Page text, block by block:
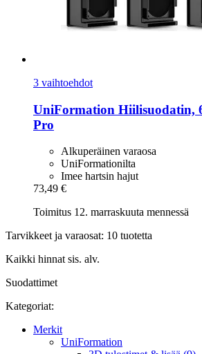
3 vaihtoehdot
UniFormation Hiilisuodatin,
Pro
Alkuperäinen varaosa
UniFormationilta
Imee hartsin hajut
73,49 €
Toimitus 12. marraskuuta mennessä
Tarvikkeet ja varaosat: 10 tuotetta
Kaikki hinnat sis. alv.
Suodattimet
Kategoriat:
Merkit
UniFormation